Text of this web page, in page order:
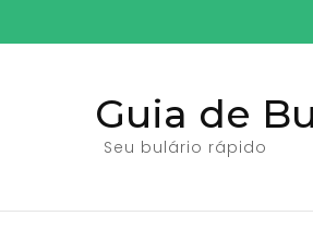
para
Guia de
Seu bulário rápido